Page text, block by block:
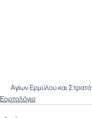
Αγίων Ερμύλου και
Εορτολόγιο